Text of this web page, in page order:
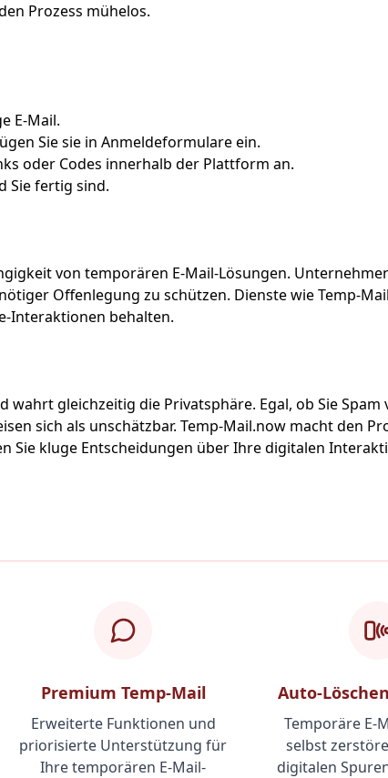
Prozess mühelos.
E-Mail.
Sie sie in Anmeldeformulare ein.
oder Codes innerhalb der Plattform an.
Sie fertig sind.
von temporären E-Mail-Lösungen.
Offenlegung zu schützen. Dienste wie Temp-
Interaktionen behalten.
gleichzeitig die Privatsphäre. Egal, ob Sie Spam
sich als unschätzbar. Temp-Mail.now macht den
Sie kluge Entscheidungen über Ihre digitalen
Premium Temp-Mail
Erweiterte Funktionen und
priorisierte Unterstützung für
Ihre temporären E-Mail-
Auto-
Temporäre E-
selbst
digitalen